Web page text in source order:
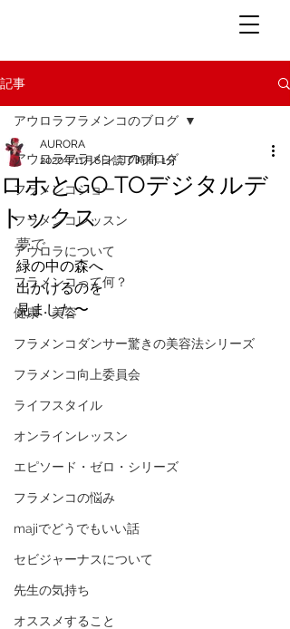
記事
アウロラフラメンコのブログ
フラメンコショー
フラメンコレッスン
アウロラについて
フラメンコって何？
健康・美容
フラメンコダンサー驚きの美容法シリーズ
フラメンコ向上委員会
ライフスタイル
オンラインレッスン
エピソード・ゼロ・シリーズ
フラメンコの悩み
majiでどうでもいい話
セビジャーナスについて
先生の気持ち
オススメすること
アウロラフラメンコのブログ
ロホとGO TOデジタルデ
トックス
AURORA
2020年11月6日読了時間: 1分
夢で
緑の中の森へ
出かけるのを
見ました〜